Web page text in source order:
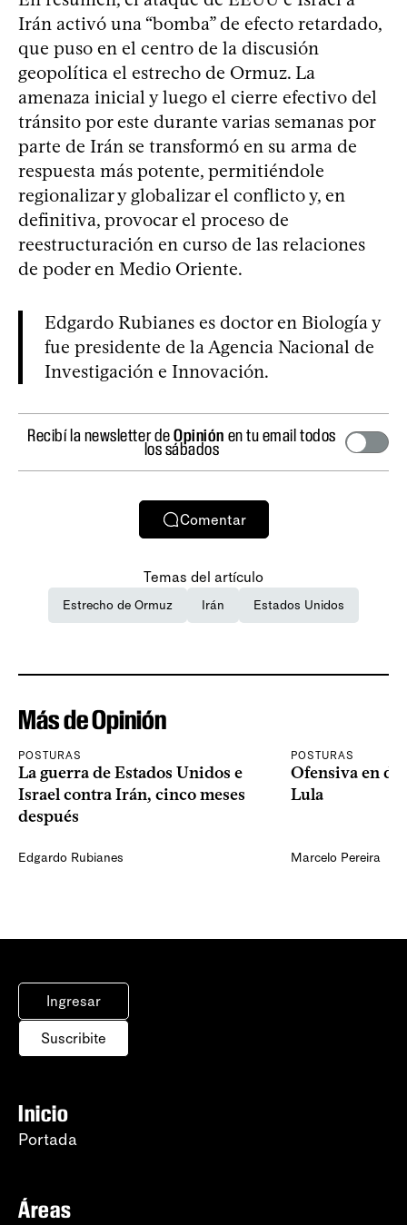
Irán activó una “bomba” de efecto retardado,
que puso en el centro de la discusión
geopolítica el estrecho de Ormuz. La
amenaza inicial y luego el cierre efectivo del
tránsito por este durante varias semanas por
parte de Irán se transformó en su arma de
respuesta más potente, permitiéndole
regionalizar y globalizar el conflicto y, en
definitiva, provocar el proceso de
reestructuración en curso de las relaciones
de poder en Medio Oriente.
Edgardo Rubianes es doctor en Biología y
fue presidente de la Agencia Nacional de
Investigación e Innovación.
Recibí la newsletter deOpinión en tu email todos
los sábados
Comentar
Temas del artículo
Estrecho de Ormuz Irán Estados Unidos
Más de Opinión
POSTURAS
La guerra de Estados Unidos e
Israel contra Irán, cinco meses
después
Edgardo Rubianes
POSTURAS
Ofensiva en
Lula
Marcelo Pereira
Ingresar
Suscribite
Inicio
Portada
Áreas